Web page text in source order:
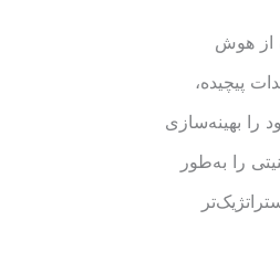
از هوش
پیچیده،
را بهینه‌سازی
را به‌طور